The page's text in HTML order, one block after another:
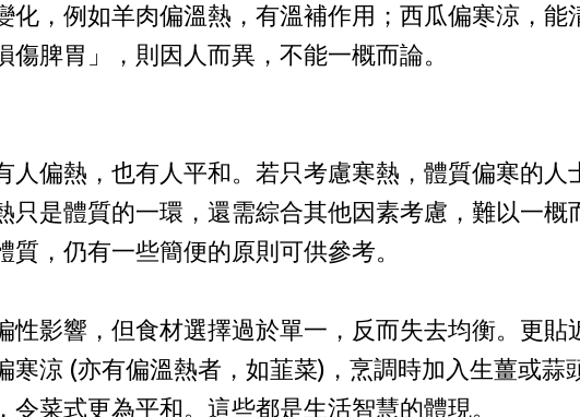
化，例如羊肉偏溫熱，有溫補作用；西瓜偏寒涼，
脾胃」，則因人而異，不能一概而論。
人偏熱，也有人平和。若只考慮寒熱，體質偏寒的
只是體質的一環，還需綜合其他因素考慮，難以一
，仍有一些簡便的原則可供參考。
性影響，但食材選擇過於單一，反而失去均衡。更
寒涼 (亦有偏溫熱者，如韮菜)，烹調時加入生薑或
菜式更為平和。這些都是生活智慧的體現。